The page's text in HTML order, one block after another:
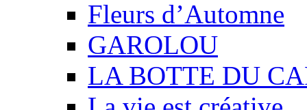
Fleurs d’Automne
GAROLOU
LA BOTTE DU